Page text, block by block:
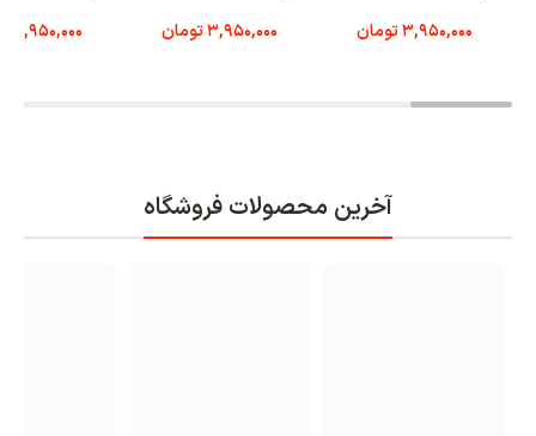
3,950,000تومان
3,950,000تومان
3,950,000
آخرین محصولات فروشگاه